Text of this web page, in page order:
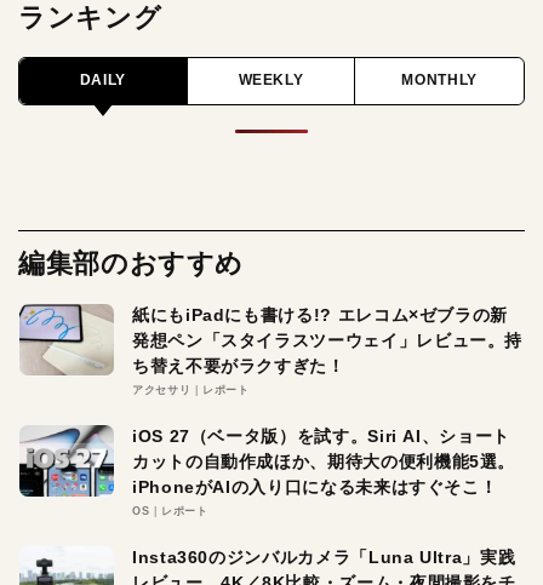
ランキング
DAILY WEEKLY MONTHLY
編集部のおすすめ
紙にもiPadにも書ける!? エレコム×ゼブラの新
発想ペン「スタイラスツーウェイ」レビュー。持
ち替え不要がラクすぎた！
アクセサリ レポート
iOS 27（ベータ版）を試す。Siri AI、ショート
カットの自動作成ほか、期待大の便利機能5選。
iPhoneがAIの入り口になる未来はすぐそこ！
OS レポート
Insta360のジンバルカメラ「Luna Ultra」実践